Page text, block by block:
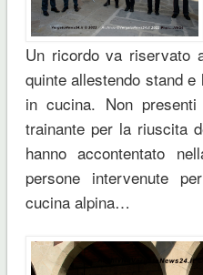
Un ricordo va riservato
quinte allestendo stand
in cucina. Non
trainante per la riuscita
hanno accontentato
persone intervenute
cucina alpina…